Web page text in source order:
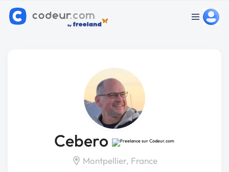
Cebero
Montpellier, France